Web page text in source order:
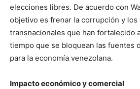
elecciones libres. De acuerdo con
objetivo es frenar la corrupción y los
transnacionales que han fortalecido
tiempo que se bloquean las fuentes
para la economía venezolana.
Impacto económico y comercial